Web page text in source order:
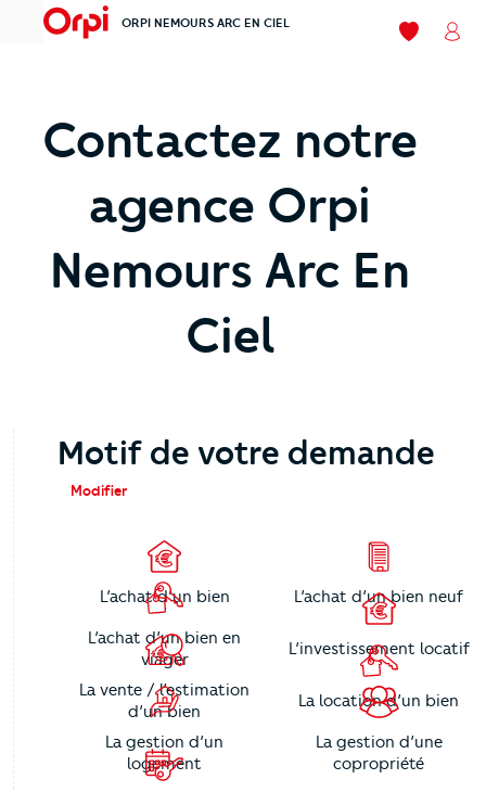
menu ORPI NEMOURS ARC EN CIEL Mes
Contactez notre
agence Orpi
Nemours Arc En
Ciel
Motif de votre demande
Modifier
L’achat d’un bien L’achat d’un bien neuf
L’achat d’un bien en
viager
L’investissement locatif
La vente / l’estimation
d’un bien
La location d’un bien
La gestion d’un
logement
La gestion d’une
copropriété